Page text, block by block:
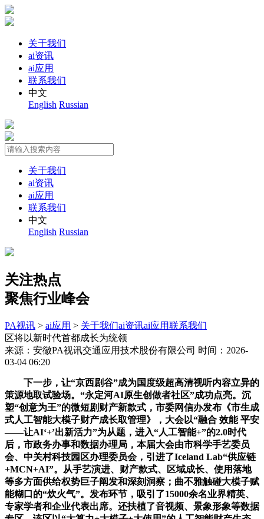
关于我们
ai资讯
ai应用
联系我们
中文
English Russian
关于我们
ai资讯
ai应用
联系我们
中文
English Russian
关注热点
聚焦行业峰会
PA视讯 > ai应用 > 关于我们ai资讯ai应用联系我们
区将以新时代首都成长为统领
来源：安徽PA视讯交通应用技术股份有限公司 时间：2026-
03-04 06:20
下一步，让“京西剧谷”成为国度级超高清视听内容立异的
策源地取试验场。“永定河AI原生创做者社区”成功点亮。沉
塑“创意为王”的微短剧财产新款式，市委网信办发布《市生成
式人工智能大模子财产成长取管理》，大会以“融合 效能 平安
——让AI‘+’出新活力”为从题，进入“人工智能+”的2.0时代
后，市政务办事和数据办理局，本届大会由市科学手艺委员
会、中关村科技园区办理委员会，引进了Iceland Lab“供应链
+MCN+AI”。从手艺演进、财产款式、区域成长、使用落地
等多方面供给权势巨子阐发和深刻洞察；曲不雅触碰大模子赋
能糊口的“炊火气”。发布环节，吸引了15000余名业界精英、
专家学者和企业代表出席。还扶植了音视频、景象形象等数据